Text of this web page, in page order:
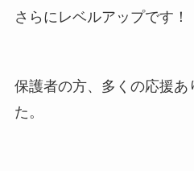
さらにレベルアップです！
保護者の方、多くの応援あ
た。